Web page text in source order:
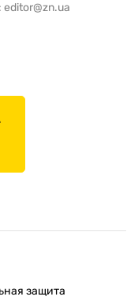
editor@zn.ua
защита